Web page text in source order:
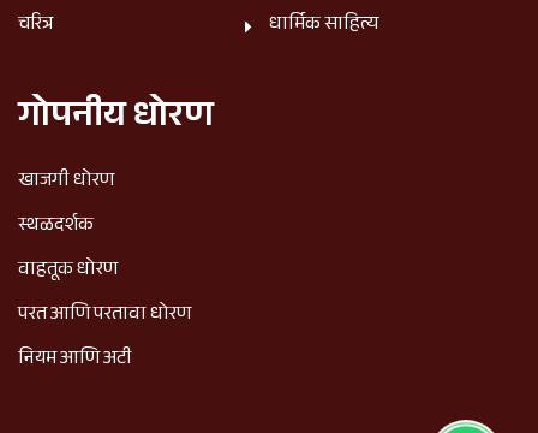
चरित्र
धार्मिक साहित्य
गोपनीय धोरण
खाजगी धोरण
स्थळदर्शक
वाहतूक धोरण
परत आणि परतावा धोरण
नियम आणि अटी